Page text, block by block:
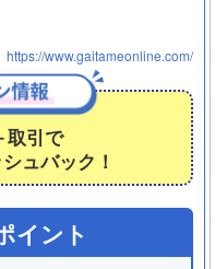
https://www.gaitameonline.com/
取引で
ュバック！
イント